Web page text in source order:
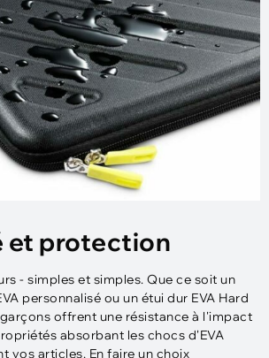
et protection
- simples et simples. Que ce soit un
personnalisé ou un étui dur EVA Hard
offrent une résistance à l'impact
absorbant les chocs d'EVA
vos articles, En faire un choix